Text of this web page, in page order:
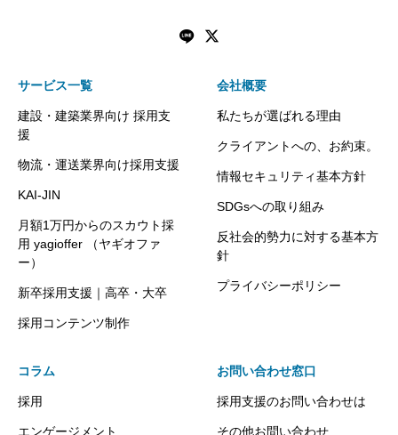
サービス一覧
建設・建築業界向け 採用支
援
物流・運送業界向け採用支援
KAI-JIN
月額1万円からのスカウト採
用 yagioffer （ヤギオファ
ー）
新卒採用支援｜高卒・大卒
採用コンテンツ制作
会社概要
私たちが選ばれる理由
クライアントへの、お約束。
情報セキュリティ基本方針
SDGsへの取り組み
反社会的勢力に対する基本方
針
プライバシーポリシー
コラム
採用
エンゲージメント
お問い合わせ窓口
採用支援のお問い合わせは
その他お問い合わせ